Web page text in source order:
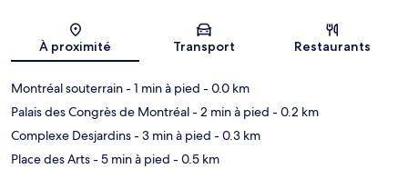
Carte
À proximité Transport Restaurants
Montréal souterrain- 1 min à pied - 0.0 km
Palais des Congrès de Montréal- 2 min à pied - 0.2 km
Complexe Desjardins- 3 min à pied - 0.3 km
Place des Arts- 5 min à pied - 0.5 km